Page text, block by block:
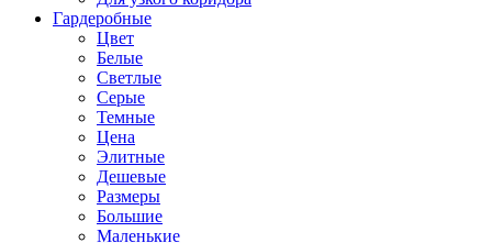
Гардеробные
Цвет
Белые
Светлые
Серые
Темные
Цена
Элитные
Дешевые
Размеры
Большие
Маленькие